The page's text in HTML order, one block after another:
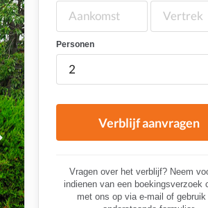
Personen
Verblijf aanvragen
Vragen over het verblijf? Neem
indienen van een boekingsverzoek
met ons op via e-mail of gebruik